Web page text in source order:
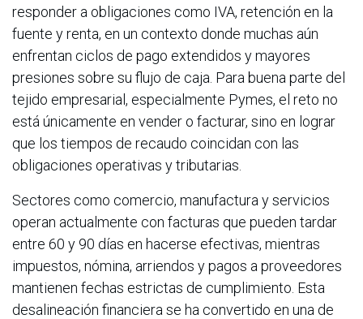
responder a obligaciones como IVA, retención en la
fuente y renta, en un contexto donde muchas aún
enfrentan ciclos de pago extendidos y mayores
presiones sobre su flujo de caja. Para buena parte del
tejido empresarial, especialmente Pymes, el reto no
está únicamente en vender o facturar, sino en lograr
que los tiempos de recaudo coincidan con las
obligaciones operativas y tributarias.
Sectores como comercio, manufactura y servicios
operan actualmente con facturas que pueden tardar
entre 60 y 90 días en hacerse efectivas, mientras
impuestos, nómina, arriendos y pagos a proveedores
mantienen fechas estrictas de cumplimiento. Esta
desalineación financiera se ha convertido en una de